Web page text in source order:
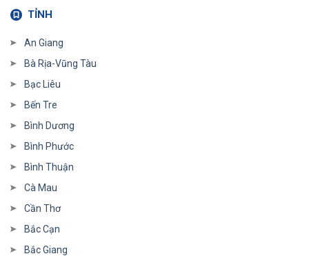
TỈNH
An Giang
Bà Rịa-Vũng Tàu
Bạc Liêu
Bến Tre
Bình Dương
Bình Phước
Bình Thuận
Cà Mau
Cần Thơ
Bắc Cạn
Bắc Giang